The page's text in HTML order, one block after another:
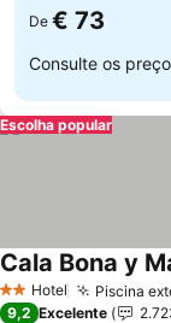
De € 73
Consulte os
Escolha popular
2 Estrelas
Hotel Piscina
Cala Bona y
9,2 Excelente